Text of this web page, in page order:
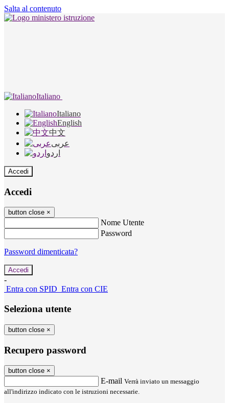
Salta al contenuto
Italiano
Italiano
English
中文
عربى
اردو
Accedi
Accedi
button close ×
Nome Utente
Password
Password dimenticata?
-
Entra con SPID Entra con CIE
Seleziona utente
button close ×
Recupero password
button close ×
E-mail Verrà inviato un messaggio
all'indirizzo indicato con le istruzioni necessarie.